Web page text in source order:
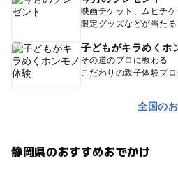
映画チケット、ムビチケ
限定グッズなどが当たる
子どもがキラめくホ
その道のプロに教わる
こだわりの親子体験プロ
全国の
静岡県のおすすめおでかけ